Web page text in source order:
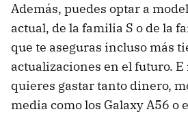
Además, puedes optar a
actual, de la familia S o de la
que te aseguras incluso más
actualizaciones en el futuro.
quieres gastar tanto dinero,
media como los Galaxy A56 o